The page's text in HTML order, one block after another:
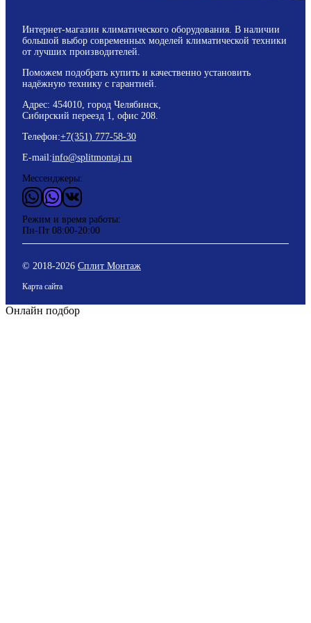
Интернет-магазин климатического оборудования. В наличии
большой выбор современных моделей климатической техники
от лучших производителей.
Поможем подобрать купить и качественно установить
надёжную технику с гарантией.
Адрес: 454010, город Челябинск,
Сибирский переезд 1, офис 208.
Телефон:+7(351) 777-58-30
E-mail:info@splitmontaj.ru
Мессенджеры:
WhatsApp
ViderВКонтакте
Режим и время работы:
Пн-Пт 08:00-20:00
© 2018-2026 Сплит Монтаж
Карта сайта
Онлайн подбор